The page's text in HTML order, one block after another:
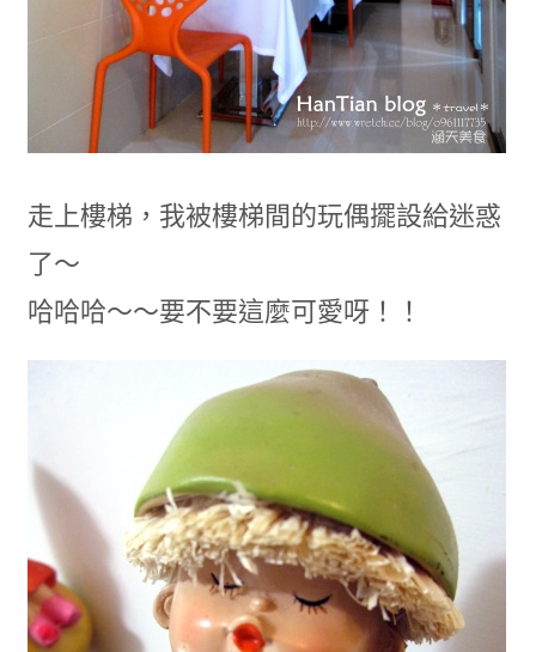
走上樓梯，我被樓梯間的玩偶擺設給迷惑
了～
哈哈哈～～要不要這麼可愛呀！！